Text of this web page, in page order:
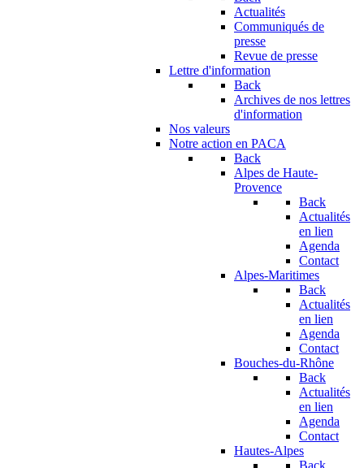
Actualités
Communiqués de
presse
Revue de presse
Lettre d'information
Back
Archives de nos lettres
d'information
Nos valeurs
Notre action en PACA
Back
Alpes de Haute-
Provence
Back
Actualités
en lien
Agenda
Contact
Alpes-Maritimes
Back
Actualités
en lien
Agenda
Contact
Bouches-du-Rhône
Back
Actualités
en lien
Agenda
Contact
Hautes-Alpes
Back